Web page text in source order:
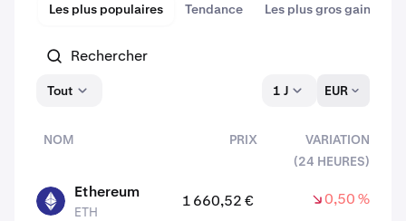
Les plus populaires Tendance Les plus gros gains
Tout 1 J EUR
NOM PRIX
VARIATION
(24 HEURES)
ETH Ethereum
ETH
1 660,52 € 0,50 %